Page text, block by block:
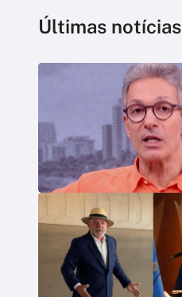
Últimas notícias